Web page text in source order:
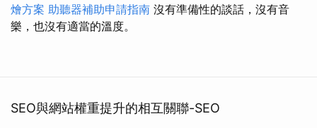
燴方案 助聽器補助申請指南 沒有準備性的談話，沒有音
樂，也沒有適當的溫度。
SEO與網站權重提升的相互關聯-SEO